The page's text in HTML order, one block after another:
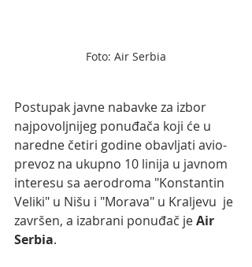
Foto: Air Serbia
Postupak javne nabavke za izbor
najpovoljnijeg ponuđača koji će u
naredne četiri godine obavljati avio-
prevoz na ukupno 10 linija u javnom
interesu sa aerodroma "Konstantin
Veliki" u Nišu i "Morava" u Kraljevu  je
završen, a izabrani ponuđač je Air
Serbia.